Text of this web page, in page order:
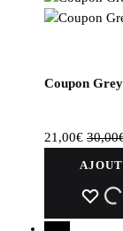
Coupon
21,00€ 30,00